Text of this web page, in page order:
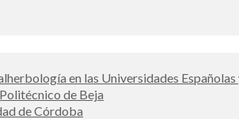
en las Universidades
de Beja
de Córdoba